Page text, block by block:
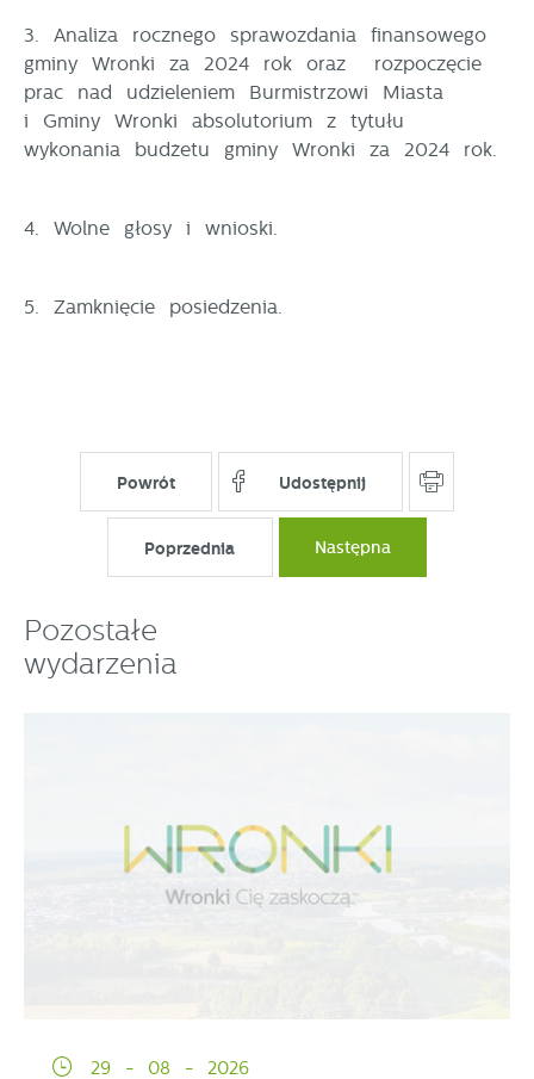
3. Analiza rocznego sprawozdania finansowego
gminy Wronki za 2024 rok oraz rozpoczęcie
prac nad udzieleniem Burmistrzowi Miasta
i Gminy Wronki absolutorium z tytułu
wykonania budżetu gminy Wronki za 2024 rok.
4. Wolne głosy i wnioski.
5. Zamknięcie posiedzenia.
Powrót Udostępnij
Poprzednia Następna
Pozostałe
wydarzenia
29 - 08 - 2026
Wyrażenie zgody na analityczne pliki cookies
gwarantuje dostępność wszystkich funkcjonalności.
naszych partnerów.
Promocyjne pliki cookies służą do prezentowania Ci
naszych komunikatów na podstawie analizy Twoich
upodobań oraz Twoich zwyczajów dotyczących
lub firm będących naszymi partnerami oraz innych
dostawców usług. Firmy te działają w charakterze
społecznościowych.